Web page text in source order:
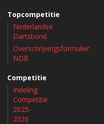
Topcompetitie
Nederlandse
Dartsbond
Overschrijvingsformulier
NDB
Competitie
Indeling
Competitie
2025-
2026